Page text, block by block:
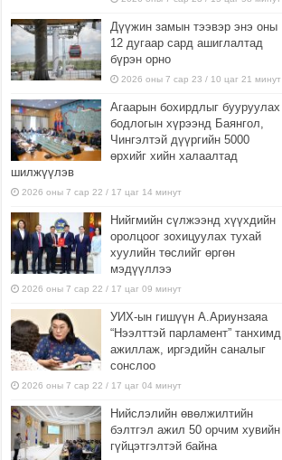
Дүүжин замын тээвэр энэ оны
12 дугаар сард ашиглалтад
бүрэн орно
2026 оны 7 сар 23 / 10 цаг 21 минут
Агаарын бохирдлыг бууруулах
бодлогын хүрээнд Баянгол,
Чингэлтэй дүүргийн 5000
өрхийг хийн халаалтад
шилжүүлэв
2026 оны 7 сар 22 / 17 цаг 14 минут
Нийгмийн сүлжээнд хүүхдийн
оролцоог зохицуулах тухай
хуулийн төслийг өргөн
мэдүүллээ
2026 оны 7 сар 22 / 17 цаг 09 минут
УИХ-ын гишүүн А.Ариунзаяа
“Нээлттэй парламент” танхимд
ажиллаж, иргэдийн саналыг
сонслоо
2026 оны 7 сар 22 / 17 цаг 04 минут
Нийслэлийн өвөлжилтийн
бэлтгэл ажил 50 орчим хувийн
гүйцэтгэлтэй байна